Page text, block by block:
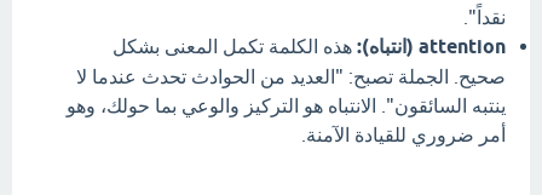
نقداً".
attention (انتباه):
هذه الكلمة تكمل المعنى بشكل
صحيح. الجملة تصبح: "العديد من الحوادث تحدث عندما لا
ينتبه السائقون". الانتباه هو التركيز والوعي بما حولك، وهو
أمر ضروري للقيادة الآمنة.